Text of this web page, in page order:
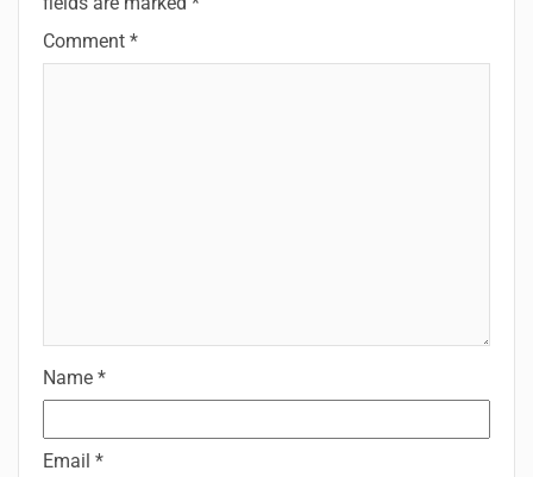
Comment *
Name *
Email *